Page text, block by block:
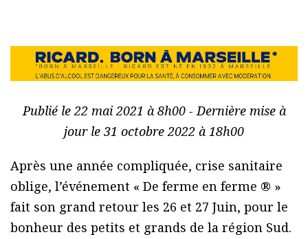
Publié le 22 mai 2021 à 8h00 - Dernière mise à
jour le 31 octobre 2022 à 18h00
Après une année compliquée, crise sanitaire
oblige, l’événement « De ferme en ferme ® »
fait son grand retour les 26 et 27 Juin, pour le
bonheur des petits et grands de la région Sud.